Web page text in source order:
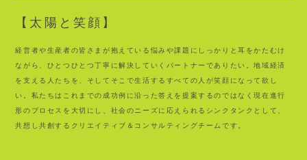
【太陽と笑顔】
経営者や生産者の皆さまが抱えている悩みや課題にしっかりと耳をかたむけ
ながら、ひとつひとつ丁寧に解決していくパートナーでありたい。地域経済
を支える人たちを、そしてそこで生活するすべての人が笑顔になって欲し
い。私たちはこれまでの成功例に沿った答えを提案するのではなく現在進行
形のプロセスを大切にし、社会のニーズに応えられるシンクタンクとして、
共想し共創するクリエイティブ＆コンサルティングチームです。